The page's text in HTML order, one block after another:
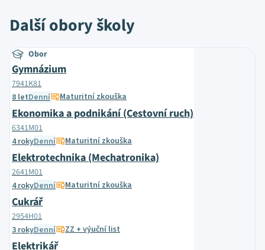
Další obory školy
Obor
Gymnázium
7941K81
8 letDenní Maturitní zkouška
Ekonomika a podnikání (Cestovní ruch)
6341M01
4 rokyDenní Maturitní zkouška
Elektrotechnika (Mechatronika)
2641M01
4 rokyDenní Maturitní zkouška
Cukrář
2954H01
3 rokyDenní ZZ + výuční list
Elektrikář